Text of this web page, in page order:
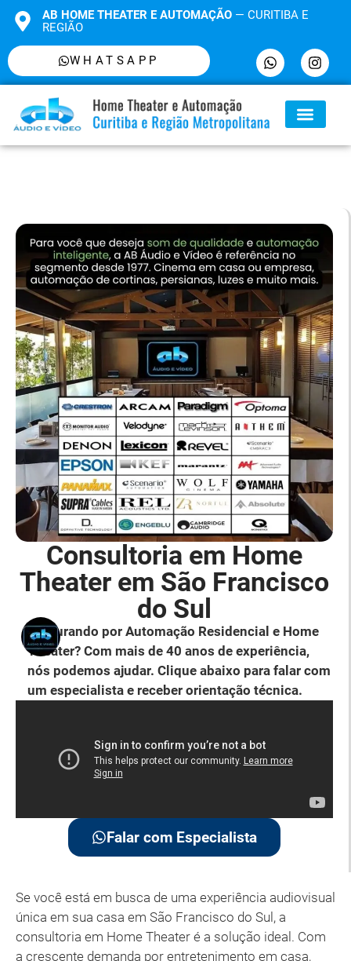
AB HOME THEATER E AUTOMAÇÃO— CURITIBA E
REGIÃO
WHATSAPP
Consultoria em Home
Theater em São Francisco
do Sul
Procurando por Automação Residencial e Home
Theater? Com mais de 40 anos de experiência,
nós podemos ajudar. Clique abaixo para falar com
um especialista e receber orientação técnica.
Falar com Especialista
Se você está em busca de uma experiência audiovisual
única em sua casa em São Francisco do Sul, a
consultoria em Home Theater é a solução ideal. Com
a crescente demanda por entretenimento em casa,